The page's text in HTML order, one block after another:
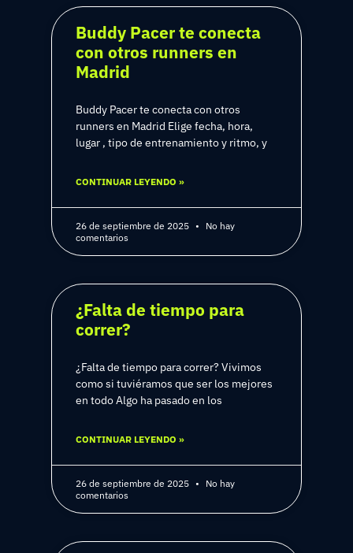
Buddy Pacer te conecta
con otros runners en
Madrid
Buddy Pacer te conecta con otros
runners en Madrid Elige fecha, hora,
lugar , tipo de entrenamiento y ritmo, y
CONTINUAR LEYENDO »
26 de septiembre de 2025
No hay
comentarios
¿Falta de tiempo para
correr?
¿Falta de tiempo para correr? Vivimos
como si tuviéramos que ser los mejores
en todo Algo ha pasado en los
CONTINUAR LEYENDO »
26 de septiembre de 2025
No hay
comentarios